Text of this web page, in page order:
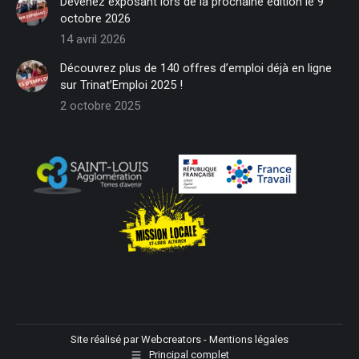
new
window
new
window
new
window
new
window
new
window
octobre 2026
14 avril 2026
Découvrez plus de 140 offres d’emploi déjà en ligne
sur Trinat’Emploi 2025 !
2 octobre 2025
Site réalisé parWebcreators - Mentions légales
Principal complet